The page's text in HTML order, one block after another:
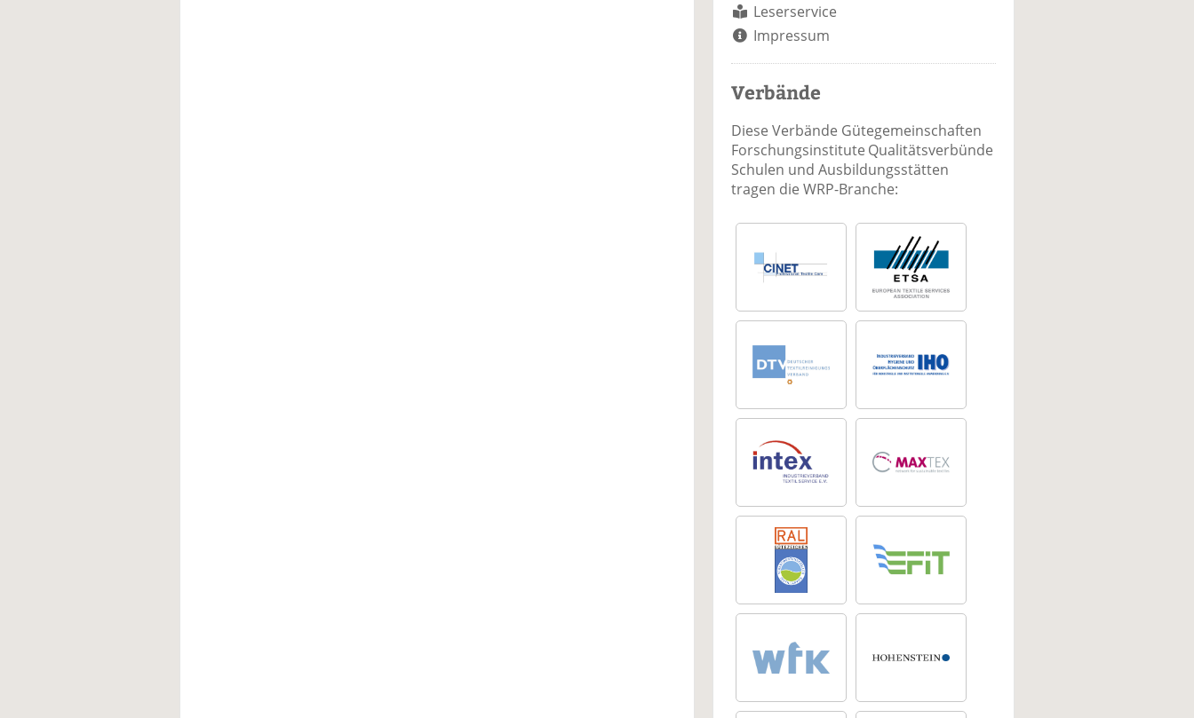
Leserservice
Impressum
Verbände
Diese Verbände Gütegemeinschaften
Forschungsinstitute Qualitätsverbünde
Schulen und Ausbildungsstätten
tragen die WRP-Branche: